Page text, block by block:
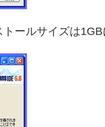
ールサイズは1GB